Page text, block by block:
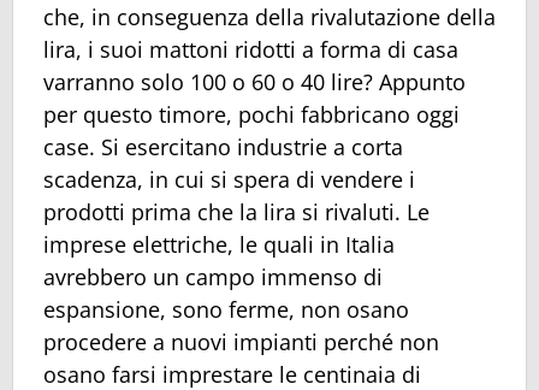
che, in conseguenza della rivalutazione della
lira, i suoi mattoni ridotti a forma di casa
varranno solo 100 o 60 o 40 lire? Appunto
per questo timore, pochi fabbricano oggi
case. Si esercitano industrie a corta
scadenza, in cui si spera di vendere i
prodotti prima che la lira si rivaluti. Le
imprese elettriche, le quali in Italia
avrebbero un campo immenso di
espansione, sono ferme, non osano
procedere a nuovi impianti perché non
osano farsi imprestare le centinaia di